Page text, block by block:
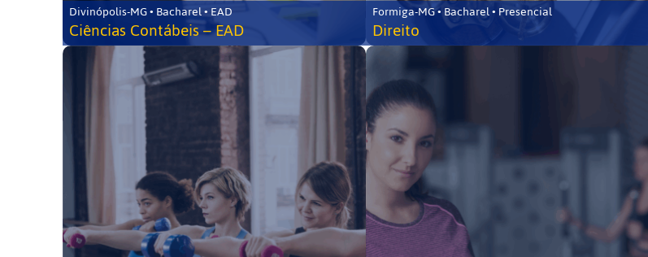
Divinópolis-MG • Bacharel • EAD
Ciências Contábeis – EAD
Formiga-MG • Bacharel • Presencial
Direito